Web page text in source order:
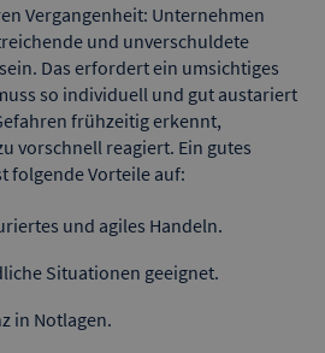
Vergangenheit: Unternehmen
und unverschuldete
Das erfordert ein umsichtiges
so individuell und gut austariert
frühzeitig erkennt,
vorschnell reagiert. Ein gutes
folgende Vorteile auf:
und agiles Handeln.
Situationen geeignet.
in Notlagen.